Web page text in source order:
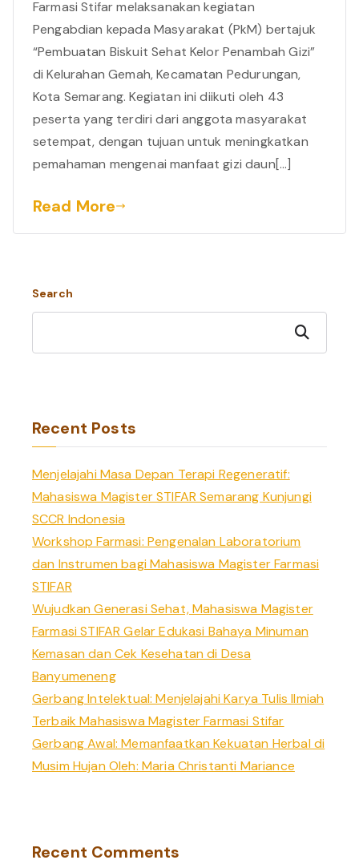
Farmasi Stifar melaksanakan kegiatan
Pengabdian kepada Masyarakat (PkM) bertajuk
“Pembuatan Biskuit Sehat Kelor Penambah Gizi”
di Kelurahan Gemah, Kecamatan Pedurungan,
Kota Semarang. Kegiatan ini diikuti oleh 43
peserta yang terdiri dari anggota masyarakat
setempat, dengan tujuan untuk meningkatkan
pemahaman mengenai manfaat gizi daun[…]
Read More
Search
Search
Recent Posts
Menjelajahi Masa Depan Terapi Regeneratif:
Mahasiswa Magister STIFAR Semarang Kunjungi
SCCR Indonesia
Workshop Farmasi: Pengenalan Laboratorium
dan Instrumen bagi Mahasiswa Magister Farmasi
STIFAR
Wujudkan Generasi Sehat, Mahasiswa Magister
Farmasi STIFAR Gelar Edukasi Bahaya Minuman
Kemasan dan Cek Kesehatan di Desa
Banyumeneng
Gerbang Intelektual: Menjelajahi Karya Tulis Ilmiah
Terbaik Mahasiswa Magister Farmasi Stifar
Gerbang Awal: Memanfaatkan Kekuatan Herbal di
Musim Hujan Oleh: Maria Christanti Mariance
Recent Comments